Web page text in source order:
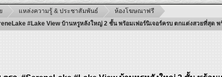
แหล่งความรู้ & ประชาสัมพันธ์ ห้องโฆษณาฟรี
#Lake View บ้านหรูหลังใหญ่ 2 ชั้น พร้อมเฟอร์นิเจอร์ครบ ตกแต่งสวยที่สุด พ